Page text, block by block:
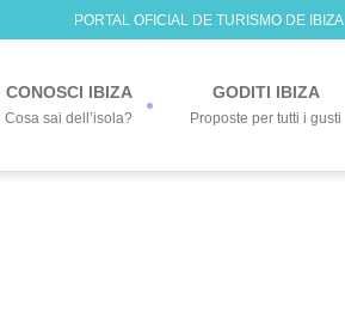
PORTAL OFICIAL DE TURISMO DE IBIZA
CONOSCI IBIZA
Cosa sai dell’isola?
GODITI IBIZA
Proposte per tutti i gusti